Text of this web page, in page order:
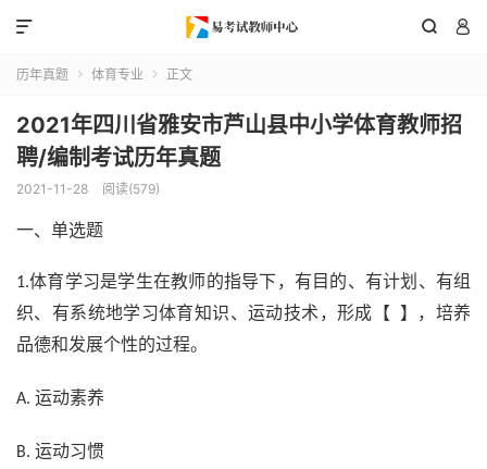
 

历年真题  体育专业  正文
2021年四川省雅安市芦山县中小学体育教师招
聘/编制考试历年真题
2021-11-28 阅读(579)
一、单选题
1.体育学习是学生在教师的指导下，有目的、有计划、有组
织、有系统地学习体育知识、运动技术，形成【 】，培养
品德和发展个性的过程。
A. 运动素养
B. 运动习惯